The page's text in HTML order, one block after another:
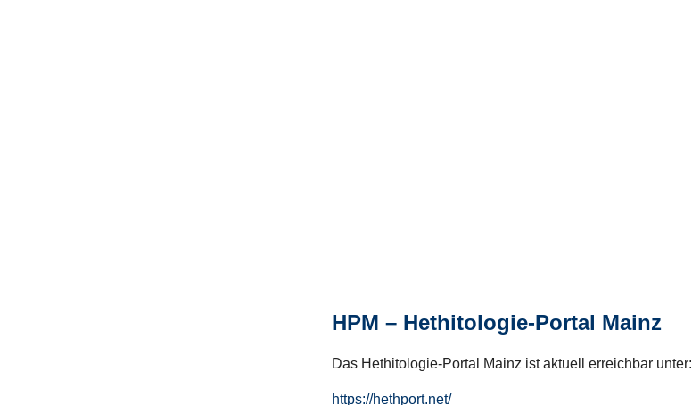
HPM – Hethitologie-Portal Mainz
Das Hethitologie-Portal Mainz ist aktuell erreichbar unter:
https://hethport.net/